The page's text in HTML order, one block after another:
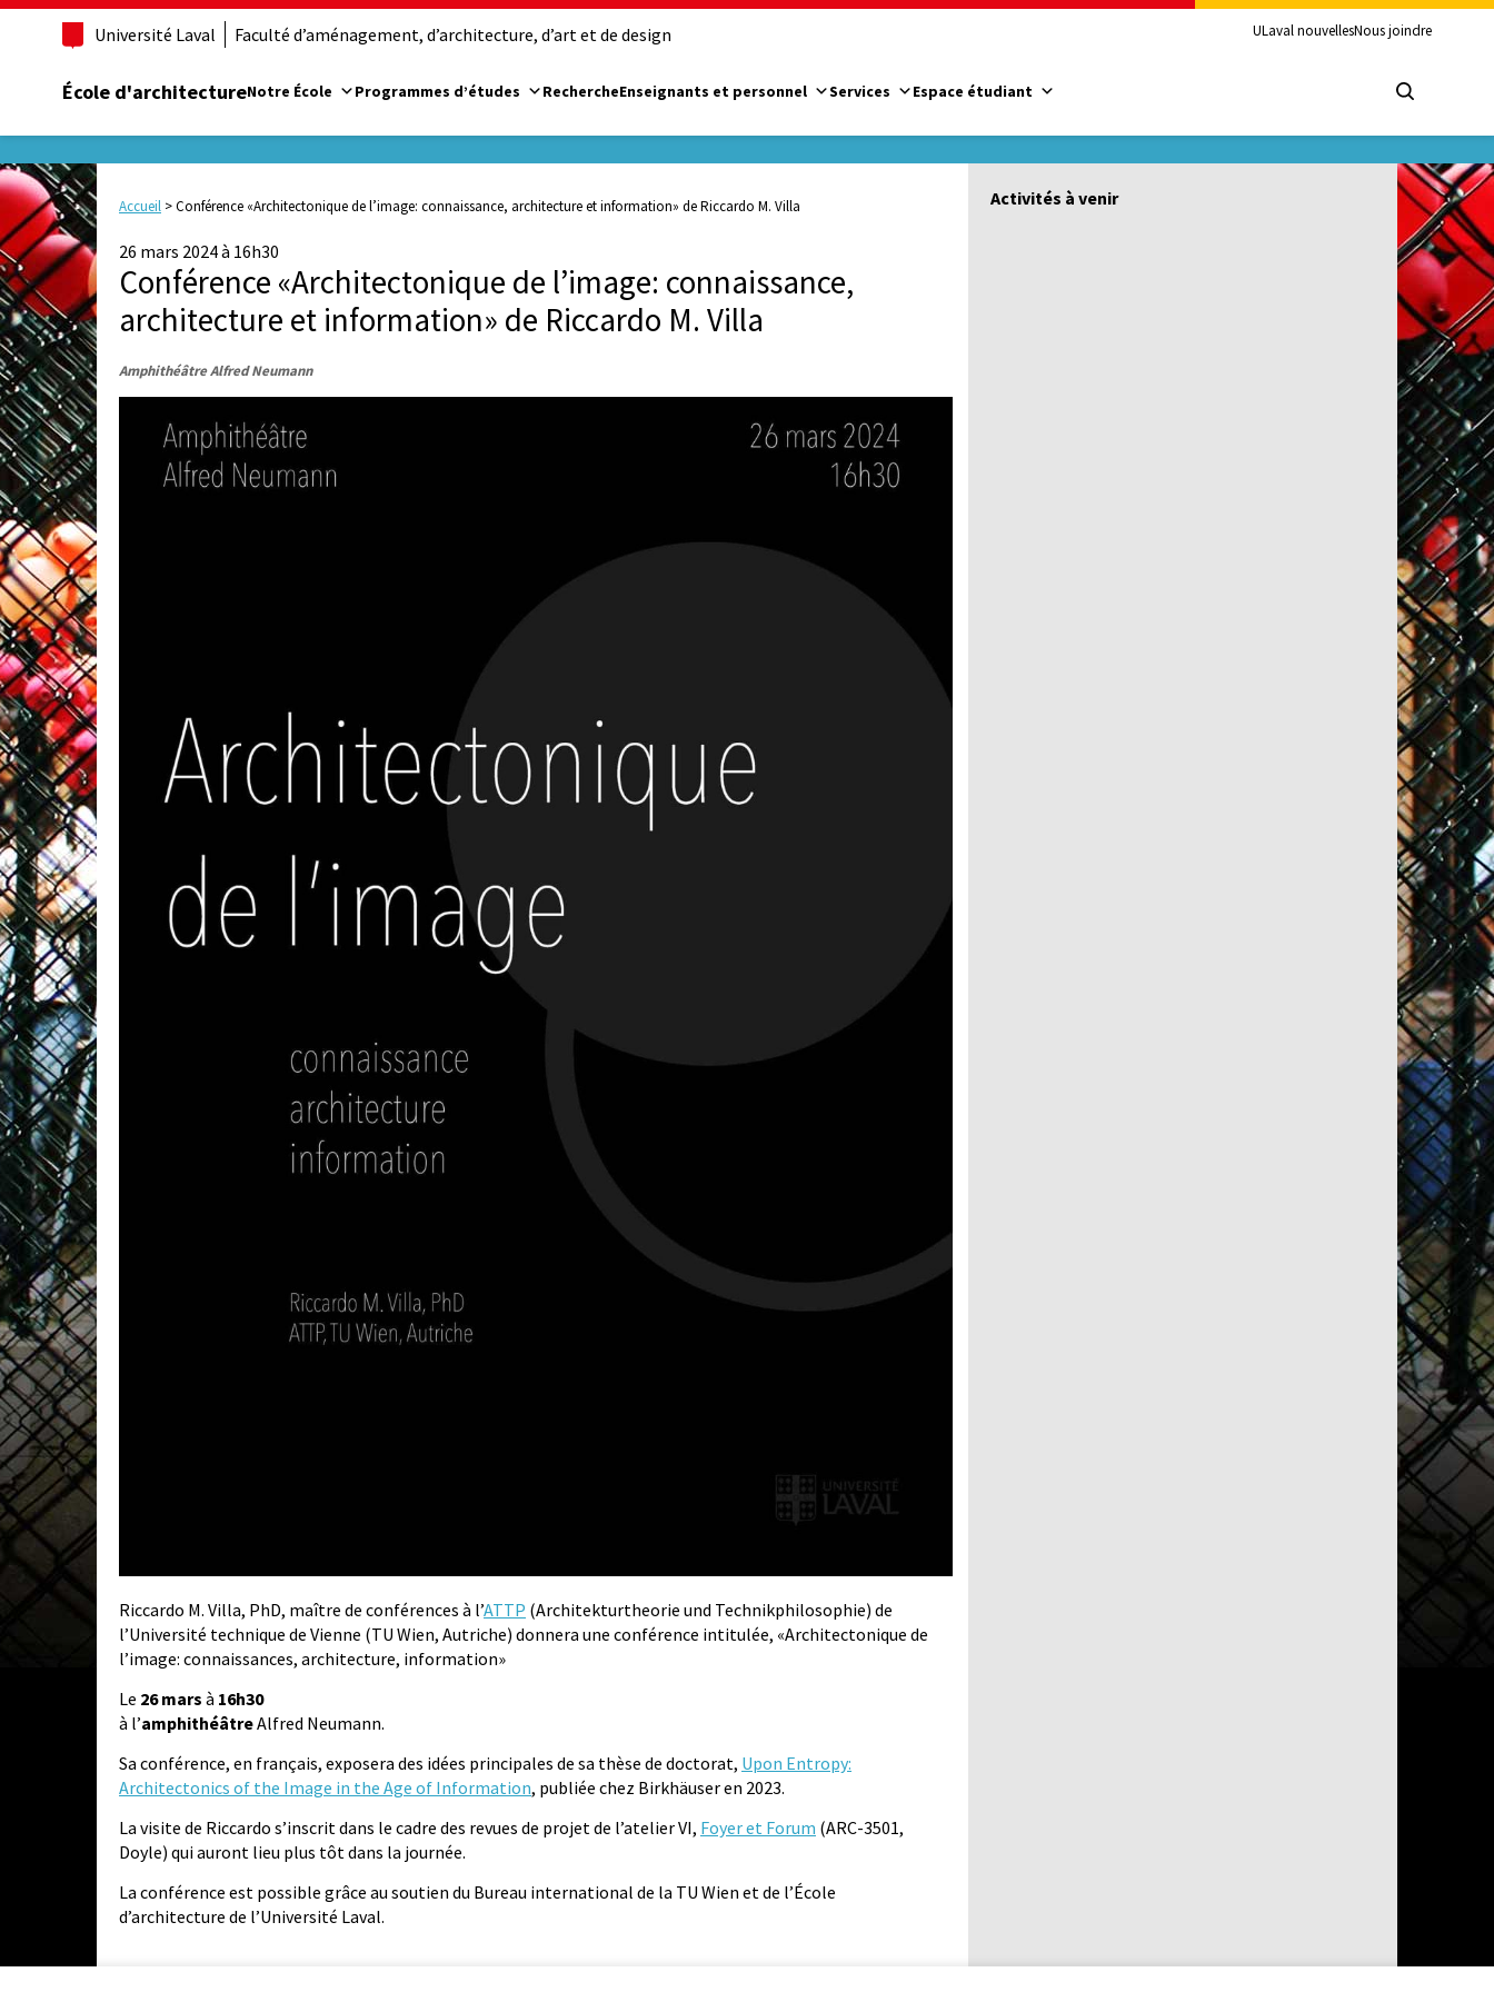
Université Laval Faculté d’aménagement, d’architecture, d’art et de design ULaval nouvellesNous joindre
École d'architectureNotre École Programmes d’études RechercheEnseignants et personnel Services Espace étudiant
Accueil >Conférence «Architectonique de l’image: connaissance, architecture et information» de Riccardo M. Villa
26 mars 2024 à 16h30
Conférence «Architectonique de l’image: connaissance,
architecture et information» de Riccardo M. Villa
Amphithéâtre Alfred Neumann
Riccardo M. Villa, PhD, maître de conférences à l’ATTP (Architekturtheorie und Technikphilosophie) de
l’Université technique de Vienne (TU Wien, Autriche) donnera une conférence intitulée, «Architectonique de
l’image: connaissances, architecture, information»
Le 26 mars à 16h30
à l’amphithéâtreAlfred Neumann.
Sa conférence, en français, exposera des idées principales de sa thèse de doctorat, Upon Entropy:
Architectonics of the Image in the Age of Information, publiée chez Birkhäuser en 2023.
La visite de Riccardo s’inscrit dans le cadre des revues de projet de l’atelier VI, Foyer et Forum (ARC-3501,
Doyle) qui auront lieu plus tôt dans la journée.
La conférence est possible grâce au soutien du Bureau international de la TU Wien et de l’École
d’architecture de l’Université Laval.
Activités à venir